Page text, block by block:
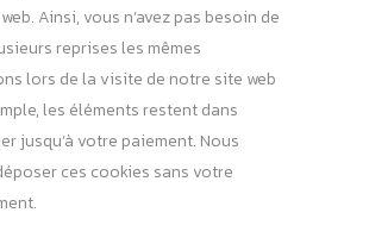
Ainsi, vous n’avez pas besoin de
reprises les mêmes
lors de la visite de notre site web
les éléments restent dans
jusqu’à votre paiement. Nous
ces cookies sans votre